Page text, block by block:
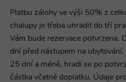
Platbu zálohy ve výši 50% z
chalupy je třeba uhradit do tří
Vám bude rezervace potvrzena.
dní před nástupem na
25 dní a méně, hradí se po
částka včetně doplatku. Údaje